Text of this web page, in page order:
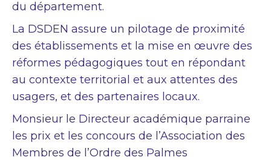
du département.
La DSDEN assure un pilotage de proximité
des établissements et la mise en œuvre des
réformes pédagogiques tout en répondant
au contexte territorial et aux attentes des
usagers, et des partenaires locaux.
Monsieur le Directeur académique parraine
les prix et les concours de l’Association des
Membres de l’Ordre des Palmes